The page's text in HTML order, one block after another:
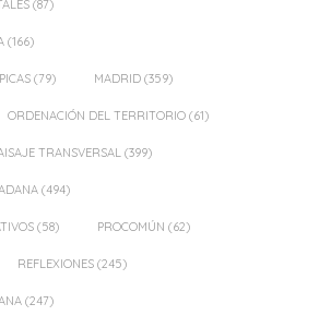
(87)
(166)
(79) MADRID (359)
ORDENACIÓN DEL TERRITORIO (61)
TRANSVERSAL (399)
(494)
(58) PROCOMÚN (62)
REFLEXIONES (245)
(247)